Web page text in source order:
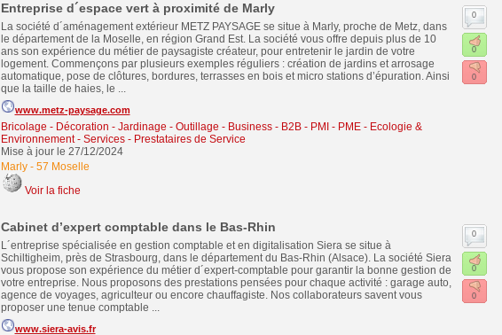
Entreprise d´espace vert à proximité de Marly
La société d´aménagement extérieur METZ PAYSAGE se situe à Marly, proche de Metz, dans
le département de la Moselle, en région Grand Est. La société vous offre depuis plus de 10
ans son expérience du métier de paysagiste créateur, pour entretenir le jardin de votre
logement. Commençons par plusieurs exemples réguliers : création de jardins et arrosage
automatique, pose de clôtures, bordures, terrasses en bois et micro stations d’épuration. Ainsi
que la taille de haies, le ...
www.metz-paysage.com
Bricolage - Décoration - Jardinage - Outillage - Business - B2B - PMI - PME- Ecologie &
Environnement- Services - Prestataires de Service
Mise à jour le 27/12/2024
Marly- 57 Moselle
Voir la fiche
0
0
0
Cabinet d’expert comptable dans le Bas-Rhin
L´entreprise spécialisée en gestion comptable et en digitalisation Siera se situe à
Schiltigheim, près de Strasbourg, dans le département du Bas-Rhin (Alsace). La société Siera
vous propose son expérience du métier d´expert-comptable pour garantir la bonne gestion de
votre entreprise. Nous proposons des prestations pensées pour chaque activité : garage auto,
agence de voyages, agriculteur ou encore chauffagiste. Nos collaborateurs savent vous
proposer une tenue comptable ...
www.siera-avis.fr
0
0
0